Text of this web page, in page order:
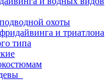
охоты
и триатлона
типа